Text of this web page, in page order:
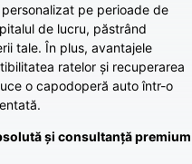
pe perioade de
de lucru, păstrând
tale. În plus, avantajele
ratelor și recuperarea
o capodoperă auto într-o
și consultanță premium